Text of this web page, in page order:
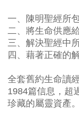
一、陳明聖經所
二、將生命供應給
三、解決聖經中
四、藉著正確的
全套舊約生命讀
1984篇信息，超
珍藏的屬靈資產。